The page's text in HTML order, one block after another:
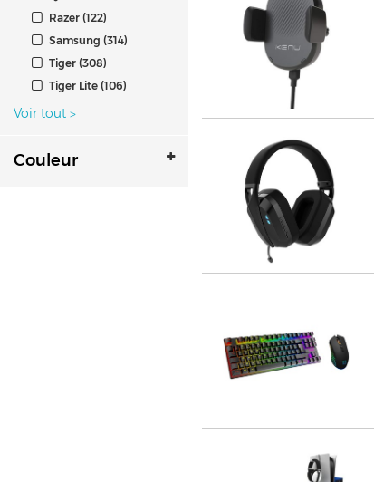
Razer (122)
Samsung (314)
Tiger (308)
Tiger Lite (106)
Voir tout >
Couleur